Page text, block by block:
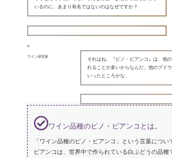
いるのに、あまり有名ではないのはなぜですか？
ワイン研究家
それはね、『ピノ・ビアンコ』は、他
れることが多いからなんだ。他のブド
いったところかな。
ワイン品種のピノ・ビアンコとは。
「ワイン品種のピノ・ビアンコ」という言葉につい
ビアンコは、世界中で作られている白ぶどうの品種